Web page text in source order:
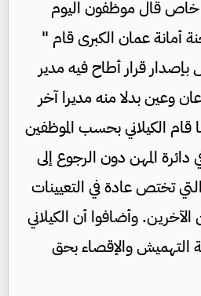
خاص قال موظفون اليوم
أمانة عمان الكبرى قام "
قرار أطاح فيه مدير
وعين بدلا منه مديرا آخر
قام الكيلاني بحسب الموظفين
المهن دون الرجوع إلى
تختص عادة في التعيينات
الآخرين. وأضافوا أن الكيلاني
التهميش والإقصاء بحق